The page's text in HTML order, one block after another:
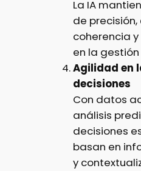
La IA
de
coherencia
en la
Agilidad en
decisiones
Con datos
análisis
decisiones
basan en
y